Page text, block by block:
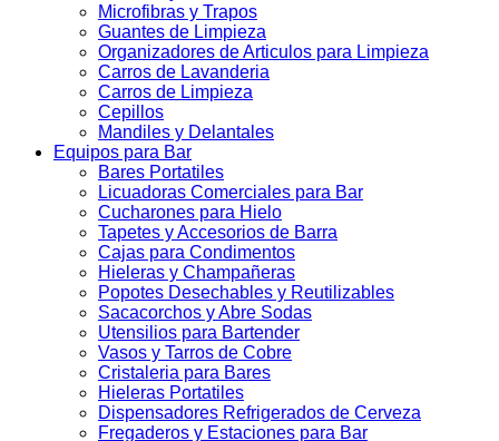
Microfibras y Trapos
Guantes de Limpieza
Organizadores de Articulos para Limpieza
Carros de Lavanderia
Carros de Limpieza
Cepillos
Mandiles y Delantales
Equipos para Bar
Bares Portatiles
Licuadoras Comerciales para Bar
Cucharones para Hielo
Tapetes y Accesorios de Barra
Cajas para Condimentos
Hieleras y Champañeras
Popotes Desechables y Reutilizables
Sacacorchos y Abre Sodas
Utensilios para Bartender
Vasos y Tarros de Cobre
Cristaleria para Bares
Hieleras Portatiles
Dispensadores Refrigerados de Cerveza
Fregaderos y Estaciones para Bar